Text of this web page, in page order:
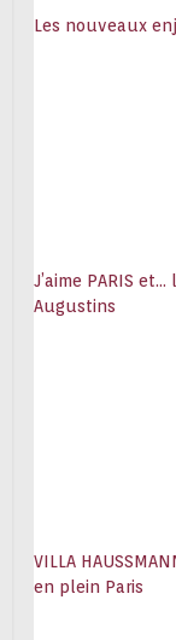
Les nouveaux
J’aime PARIS
Augustins
VILLA
en plein Paris